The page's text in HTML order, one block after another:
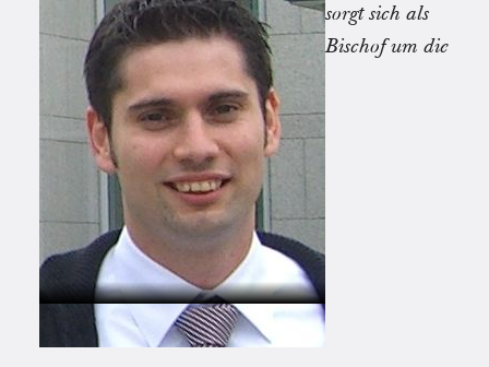
sorgt sich als
Bischof um die